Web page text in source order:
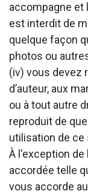
accompagne et
est interdit de
quelque façon
photos ou
(iv) vous devez
d’auteur, aux
ou à tout autre
reproduit de
utilisation de ce
À l'exception
accordée telle
vous accorde